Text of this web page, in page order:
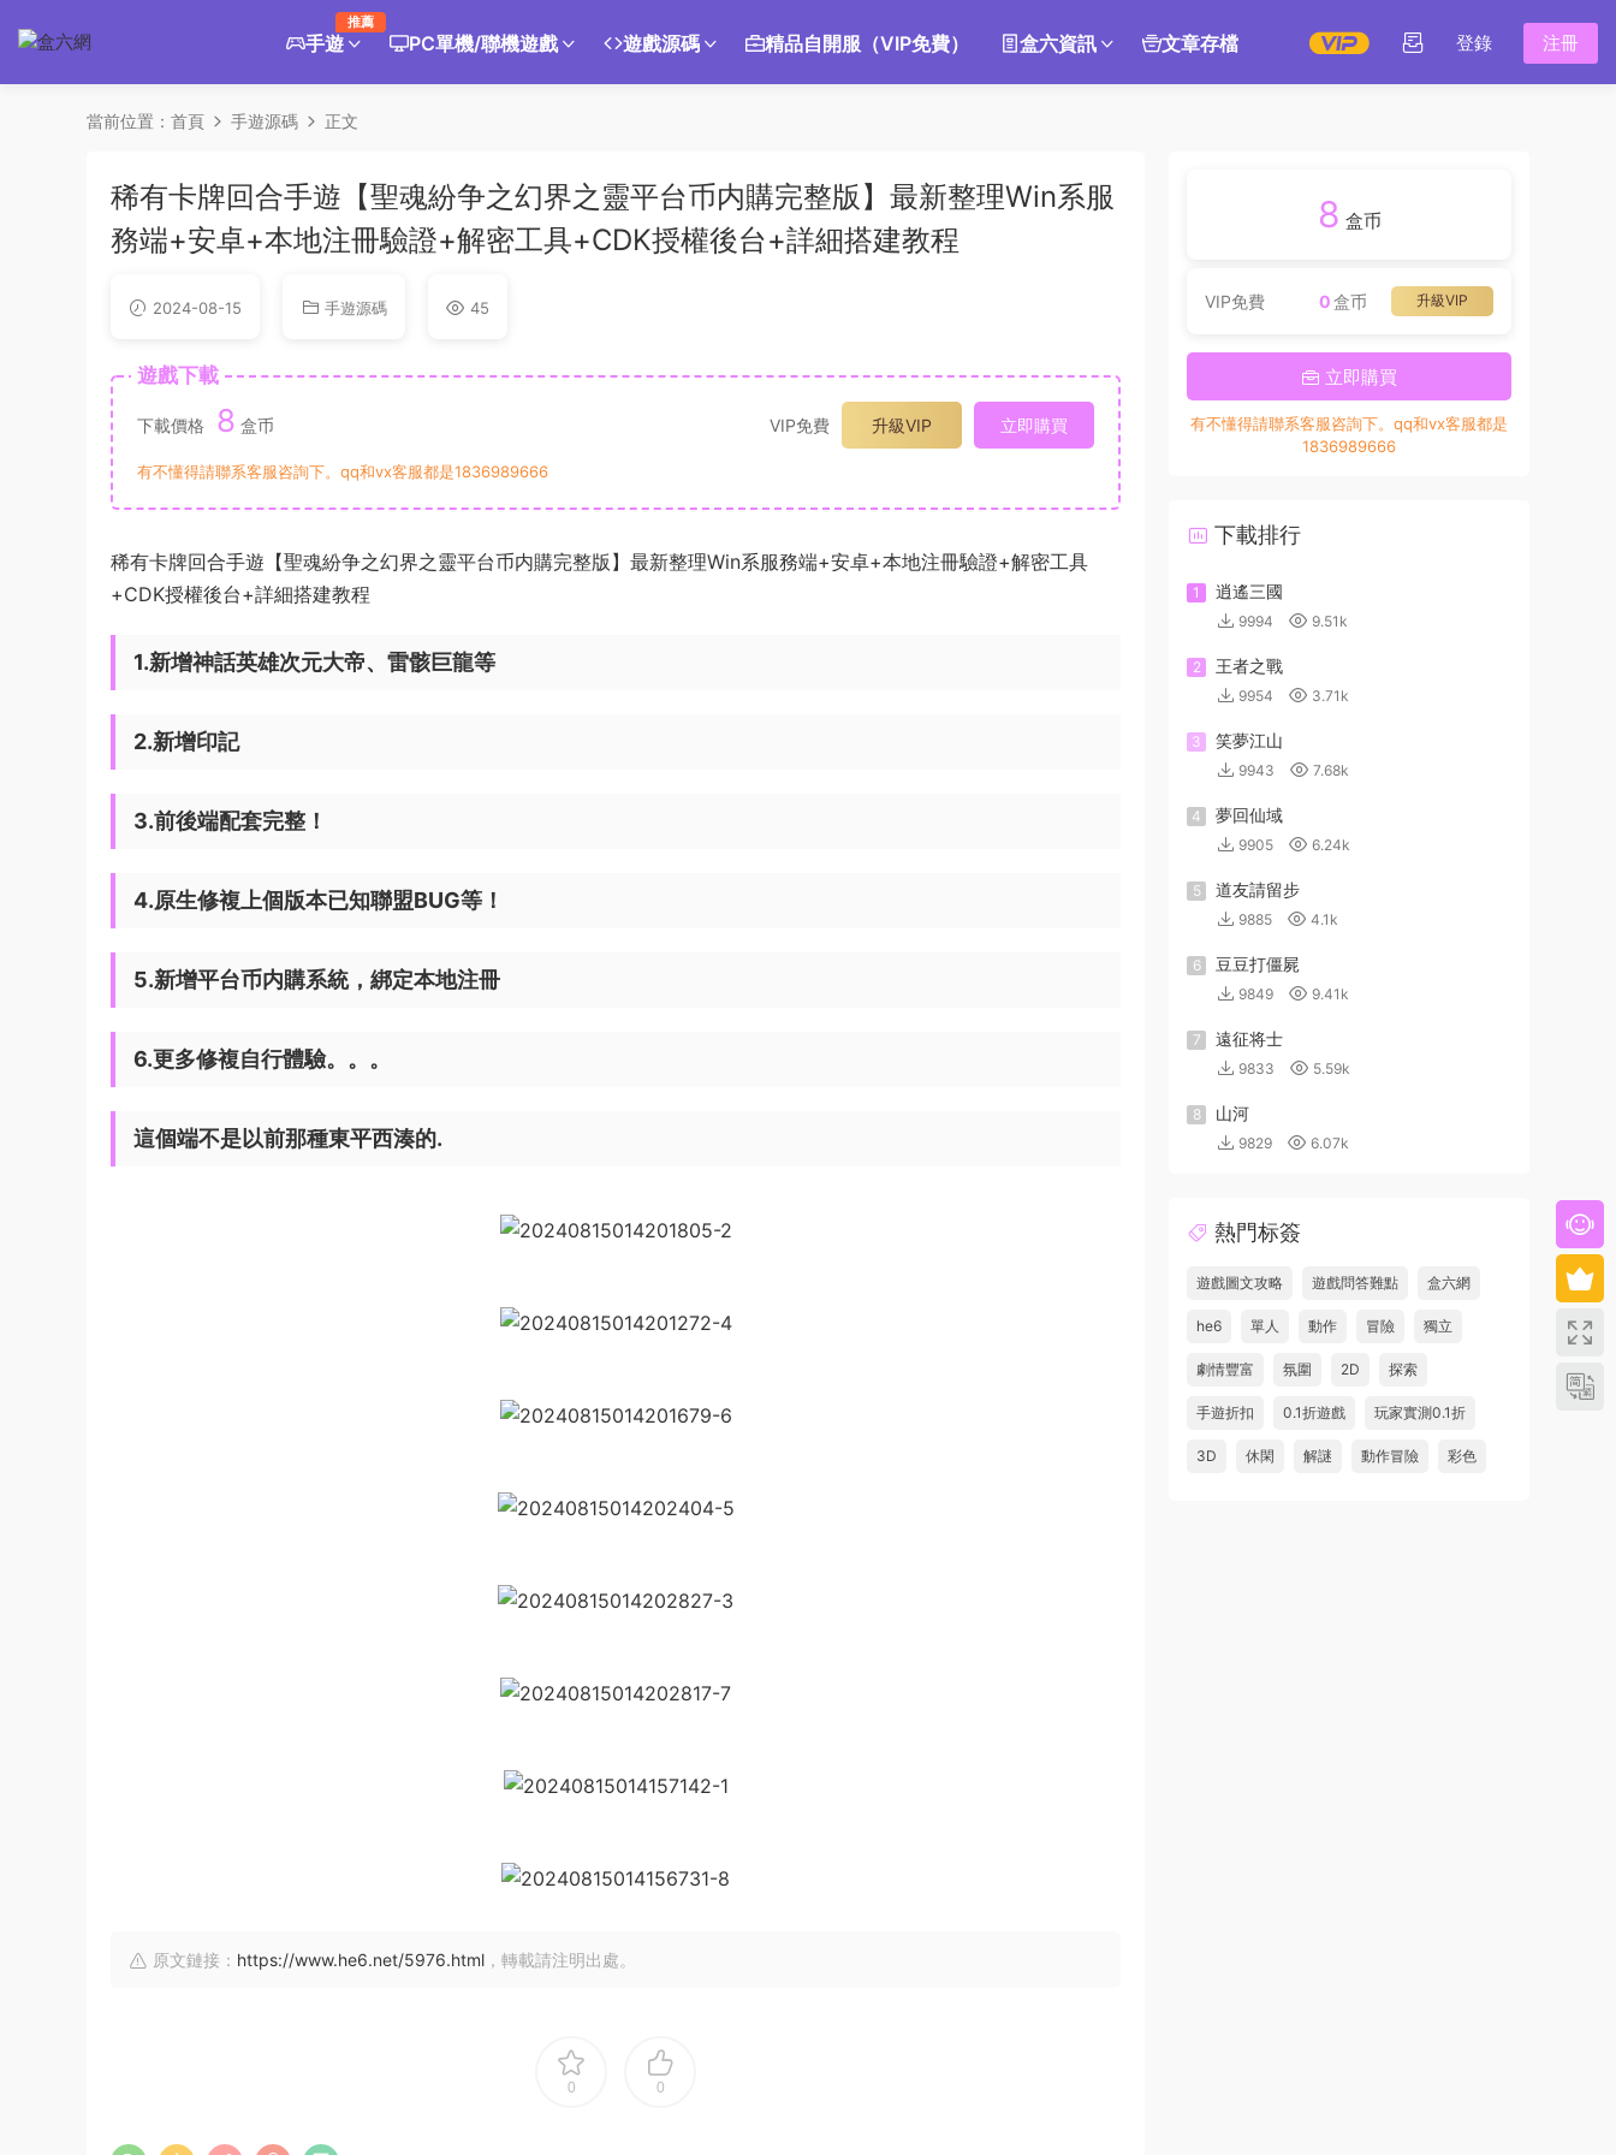
手遊
推薦
PC單機/聯機遊戲 遊戲源碼 精品自開服（VIP免費） 盒六資訊 文章存檔 登錄 注冊
當前位置： 首頁 手遊源碼 正文
稀有卡牌回合手遊【聖魂紛争之幻界之靈平台币内購完整版】最新整理Win系服
務端+安卓+本地注冊驗證+解密工具+CDK授權後台+詳細搭建教程
2024-08-15 手遊源碼 45
遊戲下載
下載價格 8 盒币 VIP免費 升級VIP 立即購買
有不懂得請聯系客服咨詢下。qq和vx客服都是1836989666
稀有卡牌回合手遊【聖魂紛争之幻界之靈平台币内購完整版】最新整理Win系服務端+安卓+本地注冊驗證+解密工具
+CDK授權後台+詳細搭建教程
1.新增神話英雄次元大帝、雷骸巨龍等
2.新增印記
3.前後端配套完整！
4.原生修複上個版本已知聯盟BUG等！
5.新增平台币内購系統，綁定本地注冊
6.更多修複自行體驗。。。
這個端不是以前那種東平西湊的.
原文鏈接： https://www.he6.net/5976.html ，轉載請注明出處。
0 0
8 盒币
VIP免費 升級VIP
0盒币
立即購買
有不懂得請聯系客服咨詢下。qq和vx客服都是
1836989666
下載排行
1 逍遙三國
9994 9.51k
2 王者之戰
9954 3.71k
3 笑夢江山
9943 7.68k
4 夢回仙域
9905 6.24k
5 道友請留步
9885 4.1k
6 豆豆打僵屍
9849 9.41k
7 遠征将士
9833 5.59k
8 山河
9829 6.07k
熱門标簽
遊戲圖文攻略 遊戲問答難點 盒六網
he6 單人 動作 冒險 獨立
劇情豐富 氛圍 2D 探索
手遊折扣 0.1折遊戲 玩家實測0.1折
3D 休閑 解謎 動作冒險 彩色